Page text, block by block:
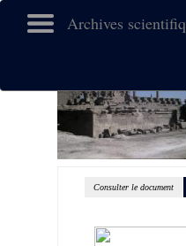
Archives
Consulter le document